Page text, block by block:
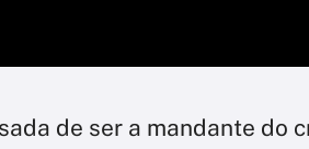
de ser a mandante do